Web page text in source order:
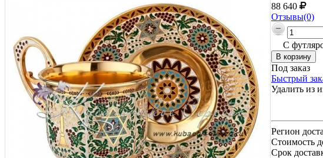
88 640
Отзывы(0)
С
Под заказ
Быстрый
Удалить из
Регион
Стоимость
Срок